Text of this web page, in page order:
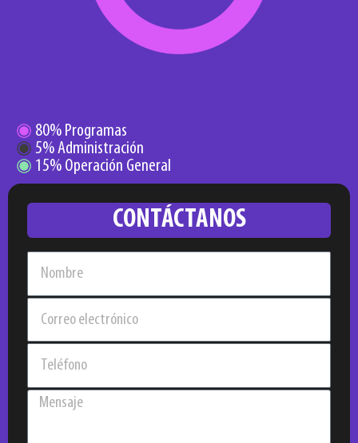
◉ 80% Programas
◉ 5% Administración
◉ 15% Operación General
CONTÁCTANOS